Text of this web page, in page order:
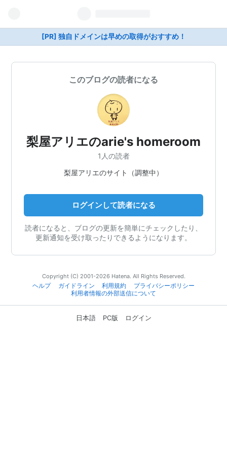
[PR] 独自ドメインは早めの取得がおすすめ！
このブログの読者になる
梨屋アリエのarie's homeroom
1人の読者
梨屋アリエのサイト（調整中）
ログインして読者になる
読者になると、ブログの更新を簡単にチェックしたり、
更新通知を受け取ったりできるようになります。
Copyright (C) 2001-2026 Hatena. All Rights Reserved.
ヘルプ
ガイドライン 利用規約
プライバシーポリシー
利用者情報の外部送信について
日本語 PC版 ログイン